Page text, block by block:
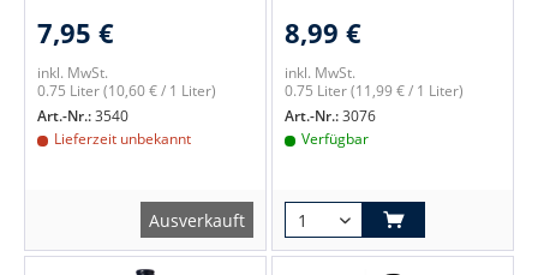
7,95 €
inkl. MwSt.
0.75 Liter(10,60 € / 1 Liter)
Art.-Nr.:3540
Lieferzeit unbekannt
Ausverkauft
8,99 €
inkl. MwSt.
0.75 Liter(11,99 € / 1 Liter)
Art.-Nr.:3076
Verfügbar